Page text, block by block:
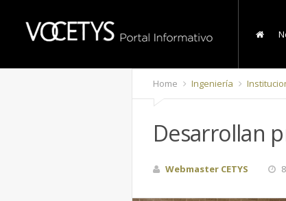
Home Ingeniería
Desarrollan
Webmaster CETYS